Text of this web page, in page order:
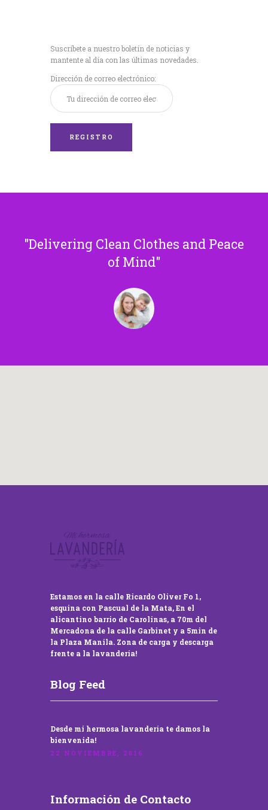
Suscríbete a nuestro boletín de noticias y
mantente al día con las últimas novedades.
Dirección de correo electrónico:
Delivering Clean Clothes and Peace
of Mind
Estamos en la calle Ricardo Oliver Fo 1,
esquina con Pascual de la Mata, En el
alicantino barrio de Carolinas, a 70m del
Mercadona de la calle Garbinet y a 5min de
la Plaza Manila. Zona de carga y descarga
frente a la lavandería!
Blog Feed
Desde mi hermosa lavandería te damos la
bienvenida!
22 NOVIEMBRE, 2016
Información de Contacto